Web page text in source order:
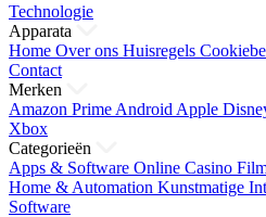
Technologie
Apparata
Home Over ons Huisregels
Contact
Merken
Amazon Prime Android Apple
Xbox
Categorieën
Apps & Software Online Casino
Home & Automation Kunstmatige
Software